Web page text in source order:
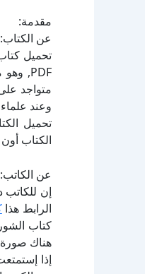
مقدمة:
عن الكتاب:
تحميل
وعند
الكتاب
عن الكاتب:
إن للكاتب
الرابط هذا
كتاب
هناك صورة
إذا